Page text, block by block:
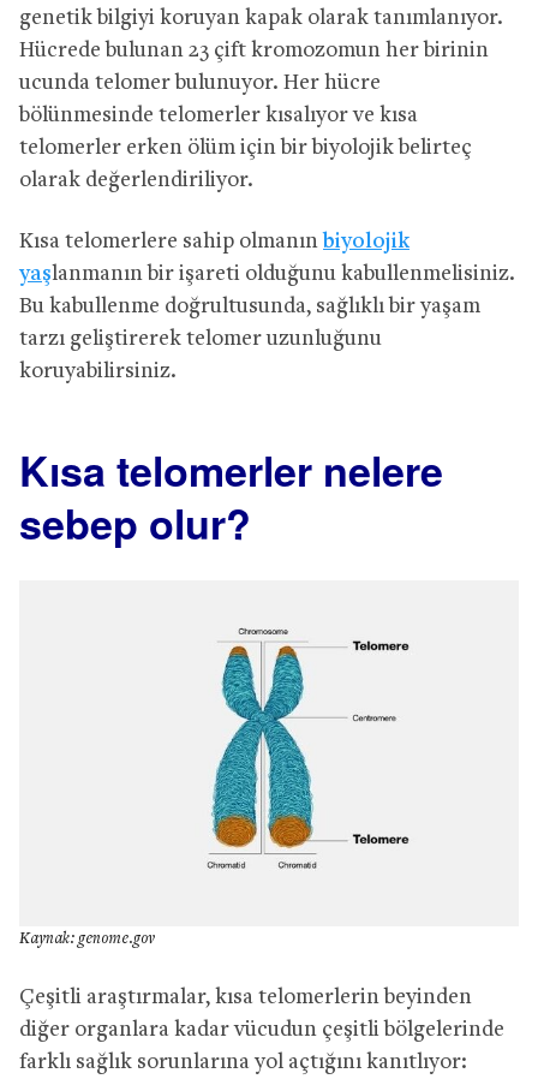
genetik bilgiyi koruyan kapak olarak tanımlanıyor.
Hücrede bulunan 23 çift kromozomun her birinin
ucunda telomer bulunuyor. Her hücre
bölünmesinde telomerler kısalıyor ve kısa
telomerler erken ölüm için bir biyolojik belirteç
olarak değerlendiriliyor.
Kısa telomerlere sahip olmanın biyolojik
yaşlanmanın bir işareti olduğunu kabullenmelisiniz.
Bu kabullenme doğrultusunda, sağlıklı bir yaşam
tarzı geliştirerek telomer uzunluğunu
koruyabilirsiniz.
Kısa telomerler nelere
sebep olur?
Kaynak: genome.gov
Çeşitli araştırmalar, kısa telomerlerin beyinden
diğer organlara kadar vücudun çeşitli bölgelerinde
farklı sağlık sorunlarına yol açtığını kanıtlıyor: